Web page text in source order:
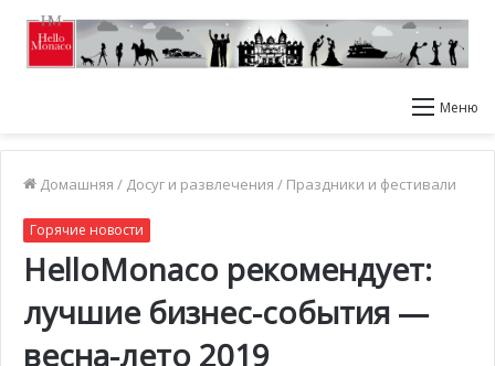
Меню
Домашняя / Досуг и развлечения / Праздники и фестивали
Горячие новости
HelloMonaco рекомендует:
лучшие бизнес-события —
весна-лето 2019